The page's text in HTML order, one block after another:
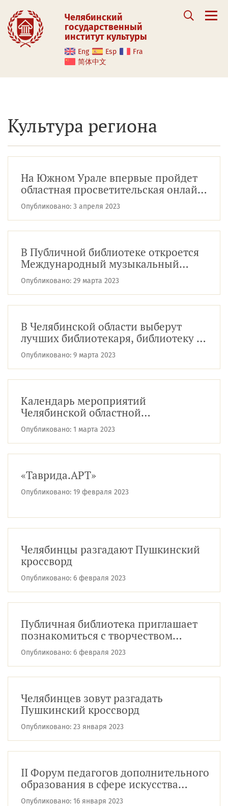
Челябинский
государственный
институт культуры
Eng Esp
Fra
简体中文
Культура региона
На Южном Урале впервые пройдет
областная просветительская онлайн-
акция «Научный диктант»
Опубликовано: 3 апреля 2023
В Публичной библиотеке откроется
Международный музыкальный
фестиваль «Весенний beat»
Опубликовано: 29 марта 2023
В Челябинской области выберут
лучших библиотекаря, библиотеку и
проект года
Опубликовано: 9 марта 2023
Календарь мероприятий
Челябинской областной
универсальной научной библиотеки
на март☀
Опубликовано: 1 марта 2023
«Таврида.АРТ»
Опубликовано: 19 февраля 2023
Челябинцы разгадают Пушкинский
кроссворд
Опубликовано: 6 февраля 2023
Публичная библиотека приглашает
познакомиться с творчеством
южноуральского художника Ильи
Фролова
Опубликовано: 6 февраля 2023
Челябинцев зовут разгадать
Пушкинский кроссворд
Опубликовано: 23 января 2023
II Форум педагогов дополнительного
образования в сфере искусства
Челябинской области соберет 500 ...
Опубликовано: 16 января 2023